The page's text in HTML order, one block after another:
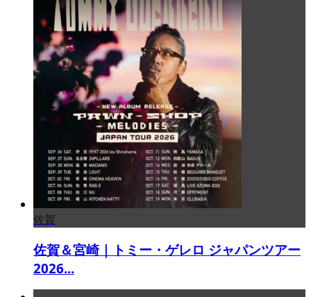
佐賀
佐賀＆宮崎｜トミー・ゲレロ ジャパンツアー
2026...